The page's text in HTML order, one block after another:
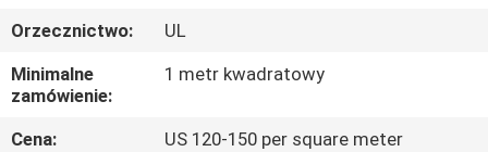
WYCIECZKA
PO
Orzecznictwo:
UL
Minimalne
zamówienie:
1 metr kwadratowy
Cena:
US 120-150 per square meter